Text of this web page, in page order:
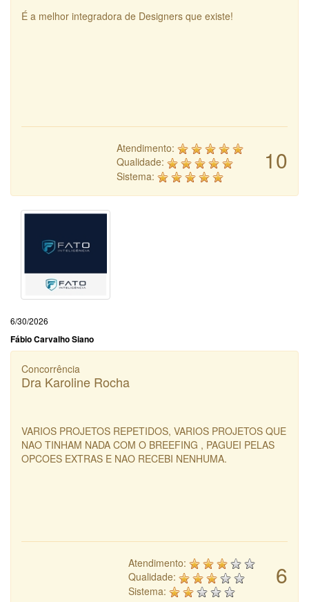
É a melhor integradora de Designers que existe!
10
Atendimento:
Qualidade:
Sistema:
6/30/2026
Fábio Carvalho Siano
Concorrência
Dra Karoline Rocha
VARIOS PROJETOS REPETIDOS, VARIOS PROJETOS QUE
NAO TINHAM NADA COM O BREEFING , PAGUEI PELAS
OPCOES EXTRAS E NAO RECEBI NENHUMA.
6
Atendimento:
Qualidade:
Sistema: